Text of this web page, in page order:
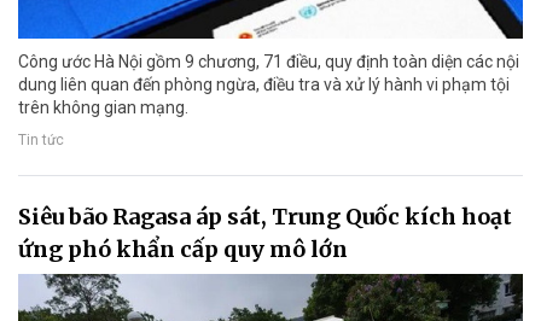
Công ước Hà Nội gồm 9 chương, 71 điều, quy định toàn diện các nội
dung liên quan đến phòng ngừa, điều tra và xử lý hành vi phạm tội
trên không gian mạng.
Tin tức
Siêu bão Ragasa áp sát, Trung Quốc kích hoạt
ứng phó khẩn cấp quy mô lớn